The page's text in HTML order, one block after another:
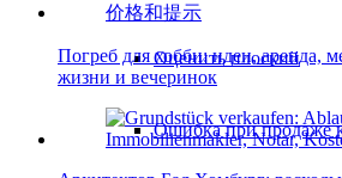
Оценить плоский
Ошибка при продаже
Погреб для хобби: идеи, аренда,
жизни и вечеринок